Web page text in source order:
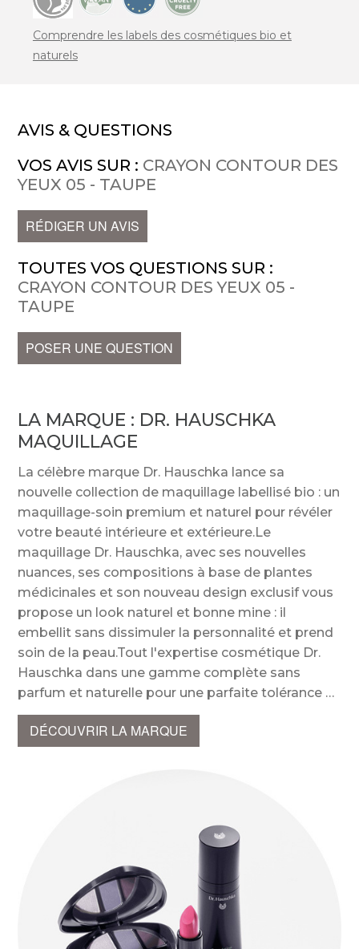
Comprendre les labels des cosmétiques bio et
naturels
AVIS & QUESTIONS
VOS AVIS SUR : CRAYON CONTOUR DES
YEUX 05 - TAUPE
RÉDIGER UN AVIS
TOUTES VOS QUESTIONS SUR :
CRAYON CONTOUR DES YEUX 05 -
TAUPE
POSER UNE QUESTION
LA MARQUE : DR. HAUSCHKA
MAQUILLAGE
La célèbre marque Dr. Hauschka lance sa
nouvelle collection de maquillage labellisé bio : un
maquillage-soin premium et naturel pour révéler
votre beauté intérieure et extérieure.Le
maquillage Dr. Hauschka, avec ses nouvelles
nuances, ses compositions à base de plantes
médicinales et son nouveau design exclusif vous
propose un look naturel et bonne mine : il
embellit sans dissimuler la personnalité et prend
soin de la peau.Tout l'expertise cosmétique Dr.
Hauschka dans une gamme complète sans
parfum et naturelle pour une parfaite tolérance
DÉCOUVRIR LA MARQUE